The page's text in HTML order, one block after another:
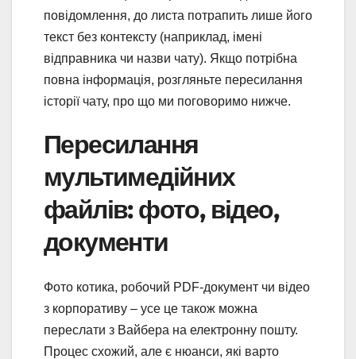
повідомлення, до листа потрапить лише його
текст без контексту (наприклад, імені
відправника чи назви чату). Якщо потрібна
повна інформація, розгляньте пересилання
історії чату, про що ми поговоримо нижче.
Пересилання
мультимедійних
файлів: фото, відео,
документи
Фото котика, робочий PDF-документ чи відео
з корпоративу – усе це також можна
переслати з Вайбера на електронну пошту.
Процес схожий, але є нюанси, які варто